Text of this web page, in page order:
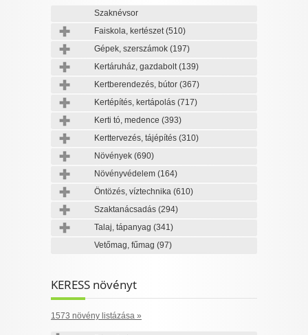
Szaknévsor
Faiskola, kertészet(510)
Gépek, szerszámok (197)
Kertáruház, gazdabolt(139)
Kertberendezés, bútor (367)
Kertépítés, kertápolás (717)
Kerti tó, medence (393)
Kerttervezés, tájépítés (310)
Növények (690)
Növényvédelem (164)
Öntözés, víztechnika (610)
Szaktanácsadás (294)
Talaj, tápanyag (341)
Vetőmag, fűmag (97)
KERESS növényt
1573 növény listázása »